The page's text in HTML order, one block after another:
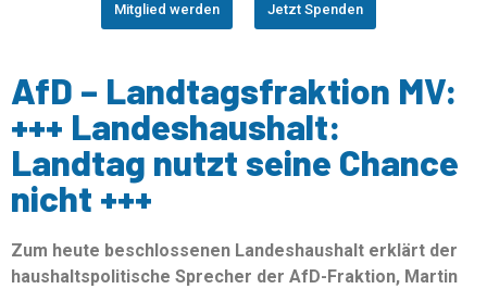
Mitglied werden Jetzt Spenden
AfD – Landtagsfraktion MV:
+++ Landeshaushalt:
Landtag nutzt seine Chance
nicht +++
Zum heute beschlossenen Landeshaushalt erklärt der
haushaltspolitische Sprecher der AfD-Fraktion, Martin